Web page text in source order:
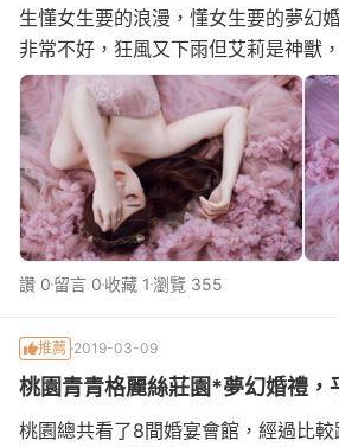
生懂女生要的浪漫，懂女生要的夢幻
非常不好，狂風又下雨但艾莉是神獸
泡泡效果很好韓系森林白紗我們在森
樣很美快去指定艾莉，不然她就滿檔
讚 0 留言 0 收藏 1 瀏覽 355
推薦 2019-03-09
桃園青青格麗絲莊園*夢幻婚禮，
桃園總共看了8間婚宴會館，經過比